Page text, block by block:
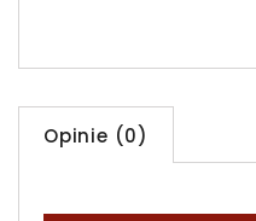
Opinie (0)